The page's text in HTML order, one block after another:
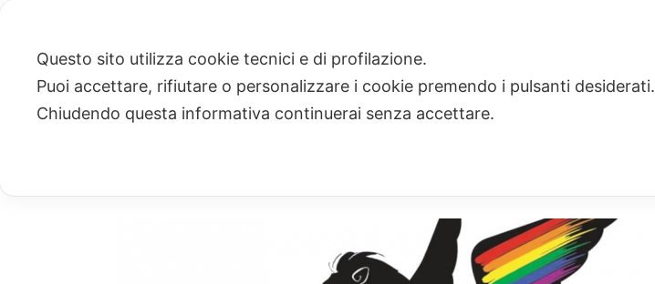
ARCHIVIO
Questo sito utilizza cookie tecnici e di profilazione.
Puoi accettare, rifiutare o personalizzare i cookie premendo i pulsanti desiderati.
Chiudendo questa informativa continuerai senza accettare.